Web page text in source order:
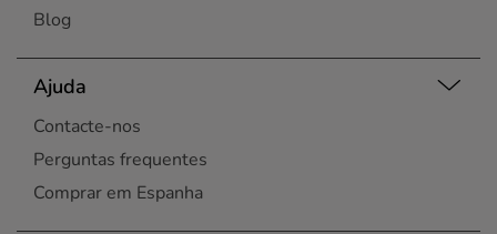
Blog
Ajuda
Contacte-nos
Perguntas frequentes
Comprar em Espanha